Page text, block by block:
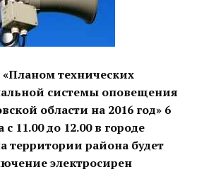
«Планом технических
системы оповещения
области на 2016 год» 6
с 11.00 до 12.00 в городе
территории района будет
электросирен